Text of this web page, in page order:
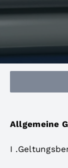
Allgemeine
I